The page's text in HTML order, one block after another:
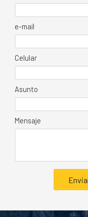
e-mail
Celular
Asunto
Mensaje